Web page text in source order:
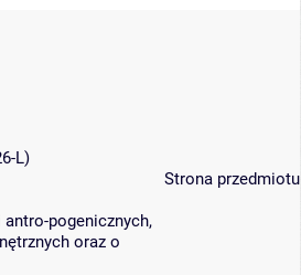
L)
pogenicznych,
oraz o
Strona przedmiotu